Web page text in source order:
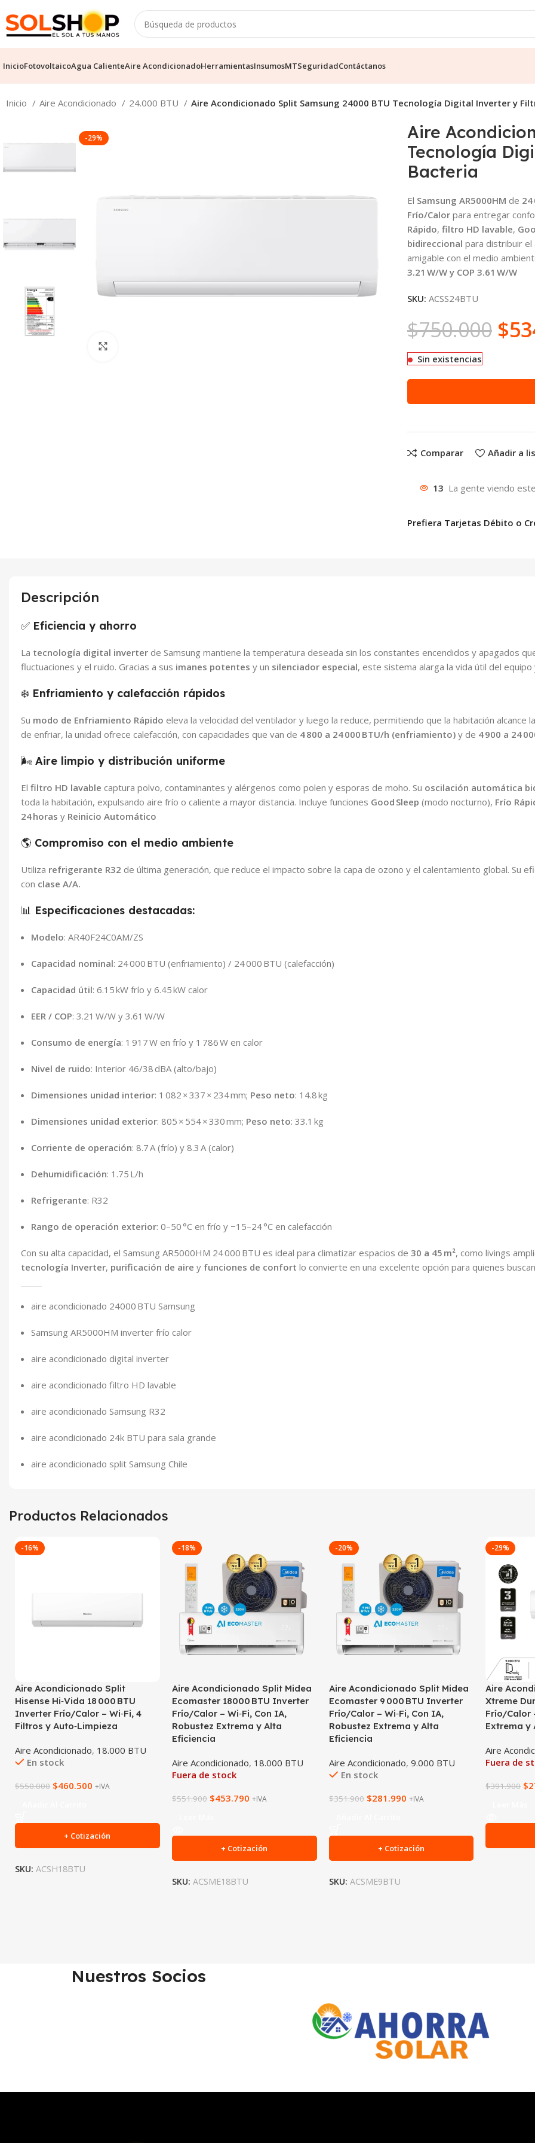
InicioFotovoltaicoAgua CalienteAire AcondicionadoHerramientasInsumosMTSeguridadContáctanos
Inicio Aire Acondicionado 24.000 BTU Aire Acondicionado Split Samsung 24000 BTU Tecnología Digital Inverter y
-29%
Aire
Tecnología
Bacteria
El Samsung AR5000HM de 24
Frío/Calor para entregar
Rápido, filtro HD lavable,
bidireccional para distribuir
amigable con el medio
3.21 W/W y COP 3.61 W/W
SKU: ACSS24BTU
$750.000 $
Sin existencias
Comparar Añadir a
13 La gente viendo
Prefiera Tarjetas Débito o
Descripción
✅ Eficiencia y ahorro
La tecnología digital inverter de Samsung mantiene la temperatura deseada sin los constantes encendidos y apagados
fluctuaciones y el ruido. Gracias a sus imanes potentes y un silenciador especial, este sistema alarga la vida útil del
❄️ Enfriamiento y calefacción rápidos
Su modo de Enfriamiento Rápido eleva la velocidad del ventilador y luego la reduce, permitiendo que la habitación
de enfriar, la unidad ofrece calefacción, con capacidades que van de 4 800 a 24 000 BTU/h (enfriamiento) y de 4 900 a 24
🌬️ Aire limpio y distribución uniforme
El filtro HD lavable captura polvo, contaminantes y alérgenos como polen y esporas de moho. Su oscilación automática
toda la habitación, expulsando aire frío o caliente a mayor distancia. Incluye funciones Good Sleep (modo nocturno), Frío
24 horas y Reinicio Automático
🌎 Compromiso con el medio ambiente
Utiliza refrigerante R32 de última generación, que reduce el impacto sobre la capa de ozono y el calentamiento global. Su
con clase A/A.
📊 Especificaciones destacadas:
Modelo: AR40F24C0AM/ZS
Capacidad nominal: 24 000 BTU (enfriamiento) / 24 000 BTU (calefacción)
Capacidad útil: 6.15 kW frío y 6.45 kW calor
EER / COP: 3.21 W/W y 3.61 W/W
Consumo de energía: 1 917 W en frío y 1 786 W en calor
Nivel de ruido: Interior 46/38 dBA (alto/bajo)
Dimensiones unidad interior: 1 082 × 337 × 234 mm; Peso neto: 14.8 kg
Dimensiones unidad exterior: 805 × 554 × 330 mm; Peso neto: 33.1 kg
Corriente de operación: 8.7 A (frío) y 8.3 A (calor)
Dehumidificación: 1.75 L/h
Refrigerante: R32
Rango de operación exterior: 0–50 °C en frío y −15–24 °C en calefacción
Con su alta capacidad, el Samsung AR5000HM 24 000 BTU es ideal para climatizar espacios de 30 a 45 m², como livings
tecnología Inverter, purificación de aire y funciones de confort lo convierte en una excelente opción para quienes
aire acondicionado 24000 BTU Samsung
Samsung AR5000HM inverter frío calor
aire acondicionado digital inverter
aire acondicionado filtro HD lavable
aire acondicionado Samsung R32
aire acondicionado 24k BTU para sala grande
aire acondicionado split Samsung Chile
Productos Relacionados
-16%
Aire Acondicionado Split
Hisense Hi‑Vida 18 000 BTU
Inverter Frío/Calor – Wi‑Fi, 4
Filtros y Auto‑Limpieza
Aire Acondicionado, 18.000 BTU
En stock
$550.000 $460.500 +IVA
+ Cotización
SKU: ACSH18BTU
-18%
Aire Acondicionado Split Midea
Ecomaster 18000 BTU Inverter
Frío/Calor – Wi‑Fi, Con IA,
Robustez Extrema y Alta
Eficiencia
Aire Acondicionado, 18.000 BTU
Fuera de stock
$551.900 $453.790 +IVA
+ Cotización
SKU: ACSME18BTU
-20%
Aire Acondicionado Split Midea
Ecomaster 9 000 BTU Inverter
Frío/Calor – Wi‑Fi, Con IA,
Robustez Extrema y Alta
Eficiencia
Aire Acondicionado, 9.000 BTU
En stock
$351.900 $281.990 +IVA
+ Cotización
SKU: ACSME9BTU
-29%
Aire
Xtreme
Frío/Calor
Extrema y
Aire
Fuera de
$391.900 $
Nuestros Socios